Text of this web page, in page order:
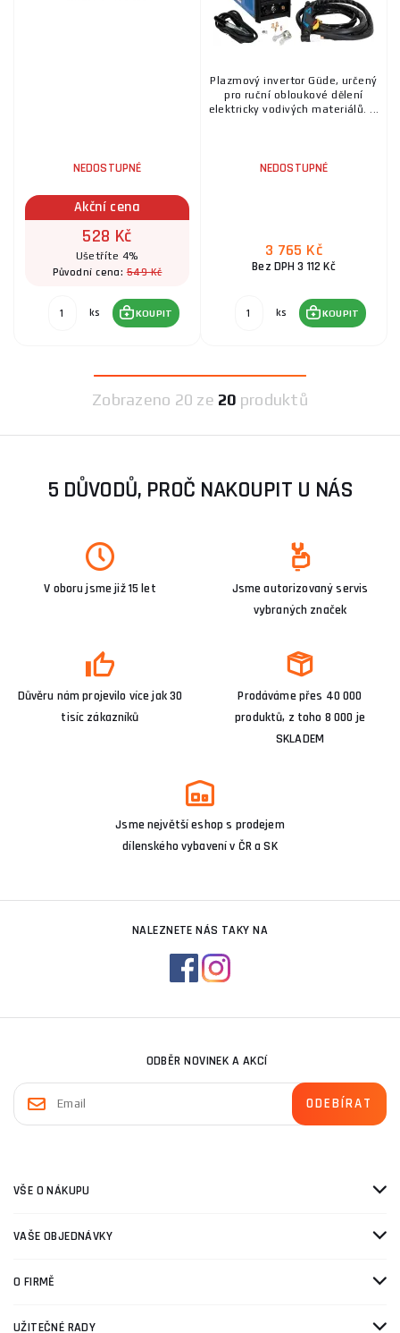
NEDOSTUPNÉ
Akční cena
528 Kč
Ušetříte 4%
Původní cena:549 Kč
ks KOUPIT
Plazmový invertor Güde, určený
pro ruční obloukové dělení
elektricky vodivých materiálů. ...
NEDOSTUPNÉ
3 765 Kč
Bez DPH 3 112 Kč
ks KOUPIT
Zobrazeno 20 ze 20 produktů
5 DŮVODŮ, PROČ NAKOUPIT U NÁS
V oboru jsme již 15 let
Jsme autorizovaný servis
vybraných značek
Důvěru nám projevilo více jak 30
tisíc zákazníků
Prodáváme přes 40 000
produktů, z toho 8 000 je
SKLADEM
Jsme největší eshop s prodejem
dílenského vybavení v ČR a SK
NALEZNETE NÁS TAKY NA
ODBĚR NOVINEK A AKCÍ
VŠE O NÁKUPU
VAŠE OBJEDNÁVKY
O FIRMĚ
UŽITEČNÉ RADY